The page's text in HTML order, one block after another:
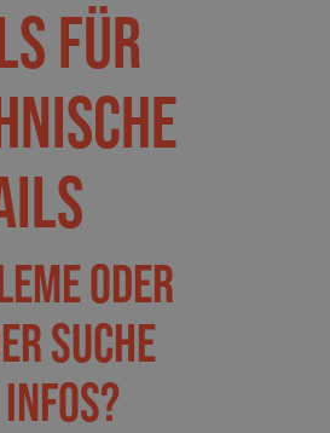
für
oder
Suche